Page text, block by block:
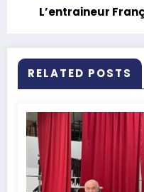
L’entraineur
RELATED POSTS